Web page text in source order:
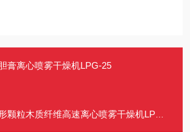
膏离心喷雾干燥机LPG-25
颗粒木质纤维高速离心喷雾干燥机LPG-100